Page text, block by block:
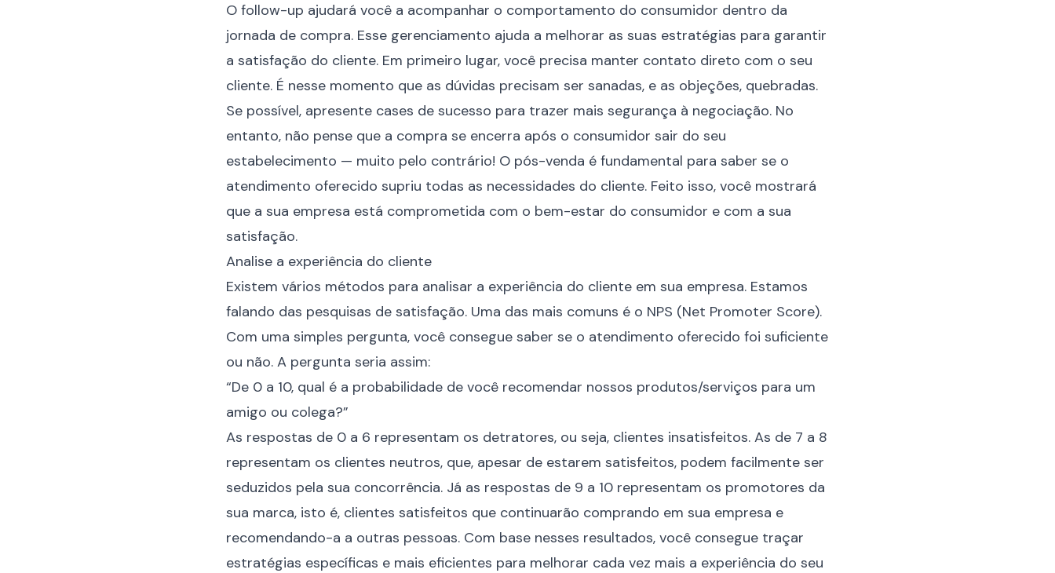
O follow-up ajudará você a acompanhar o comportamento do consumidor dentro da
jornada de compra. Esse gerenciamento ajuda a melhorar as suas estratégias para garantir
a satisfação do cliente. Em primeiro lugar, você precisa manter contato direto com o seu
cliente. É nesse momento que as dúvidas precisam ser sanadas, e as objeções, quebradas.
Se possível, apresente cases de sucesso para trazer mais segurança à negociação. No
entanto, não pense que a compra se encerra após o consumidor sair do seu
estabelecimento — muito pelo contrário! O pós-venda é fundamental para saber se o
atendimento oferecido supriu todas as necessidades do cliente. Feito isso, você mostrará
que a sua empresa está comprometida com o bem-estar do consumidor e com a sua
satisfação.
Analise a experiência do cliente
Existem vários métodos para analisar a experiência do cliente em sua empresa. Estamos
falando das pesquisas de satisfação. Uma das mais comuns é o NPS (Net Promoter Score).
Com uma simples pergunta, você consegue saber se o atendimento oferecido foi suficiente
ou não. A pergunta seria assim:
“De 0 a 10, qual é a probabilidade de você recomendar nossos produtos/serviços para um
amigo ou colega?”
As respostas de 0 a 6 representam os detratores, ou seja, clientes insatisfeitos. As de 7 a 8
representam os clientes neutros, que, apesar de estarem satisfeitos, podem facilmente ser
seduzidos pela sua concorrência. Já as respostas de 9 a 10 representam os promotores da
sua marca, isto é, clientes satisfeitos que continuarão comprando em sua empresa e
recomendando-a a outras pessoas. Com base nesses resultados, você consegue traçar
estratégias específicas e mais eficientes para melhorar cada vez mais a experiência do seu